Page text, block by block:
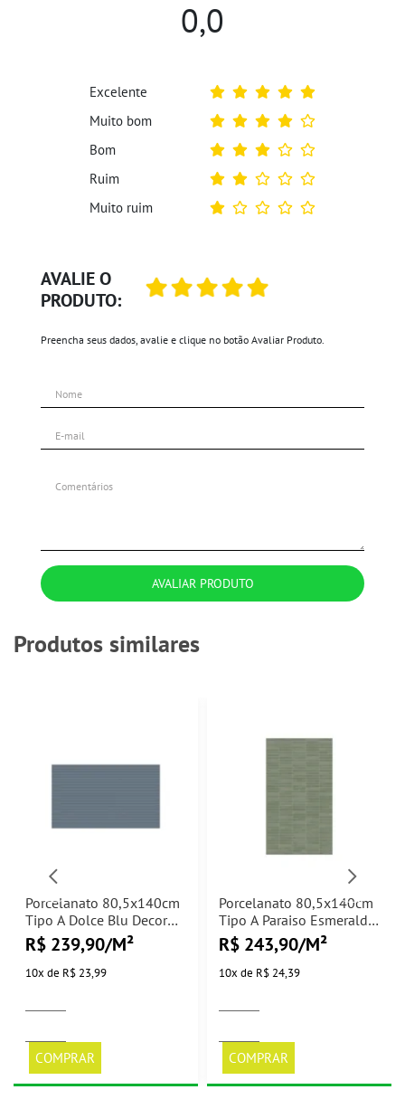
AVALIE O
PRODUTO:
Preencha seus dados, avalie e clique no botão Avaliar Produto.
AVALIAR PRODUTO
0,0
Excelente
Muito bom
Bom
Ruim
Muito ruim
Produtos similares
Porcelanato 80,5x140cm
Tipo A Dolce Blu Decor
Villagres - 2,25m²
R$ 239,90/M²
10x de R$ 23,99
COMPRAR
Porcelanato 80,5x140cm
Tipo A Paraiso Esmeralda
Decor Villagres - 2,25m²
R$ 243,90/M²
10x de R$ 24,39
COMPRAR